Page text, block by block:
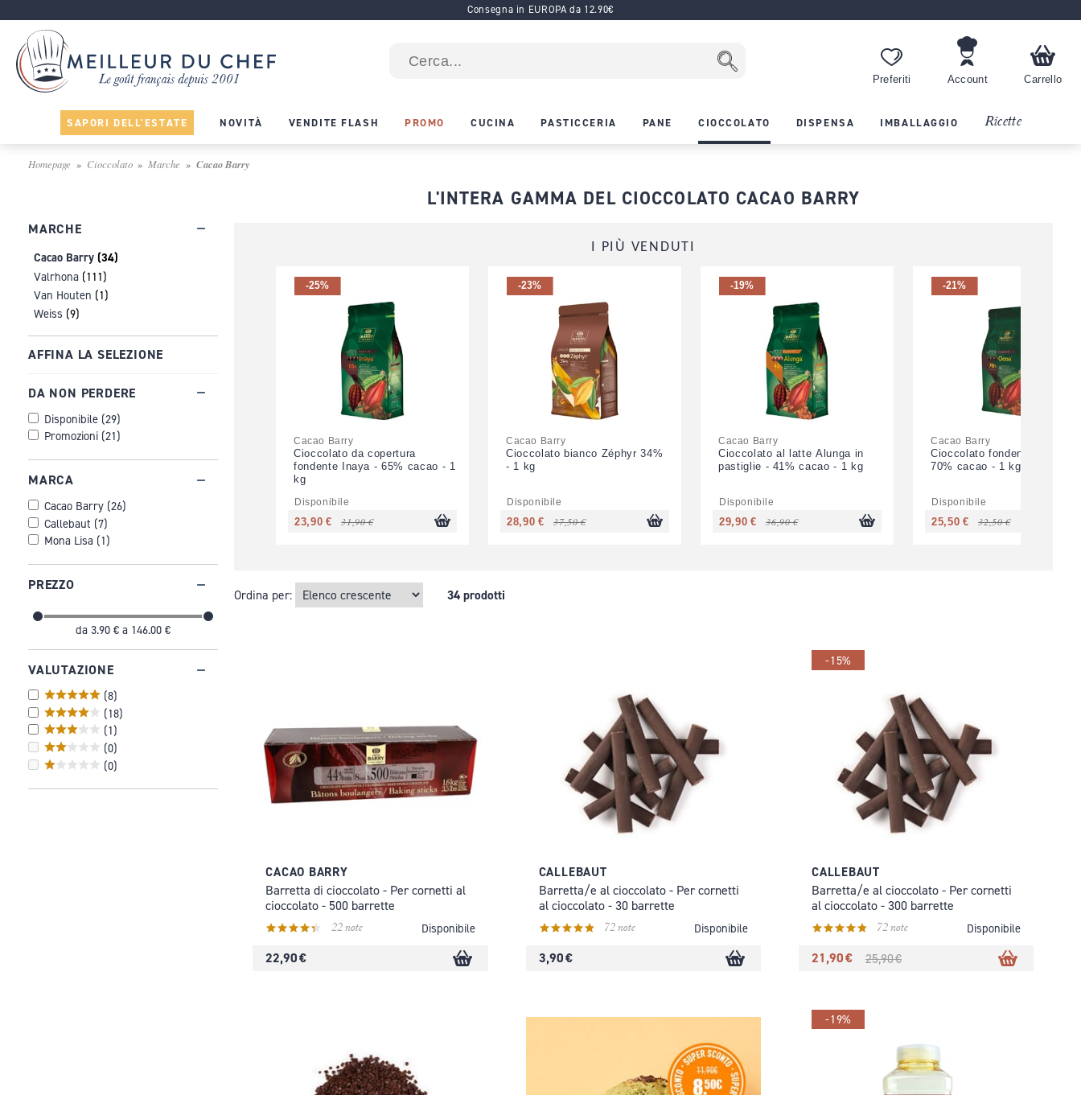
Consegna in EUROPA da 12.90€
Preferiti Account Carrello
SAPORI DELL'ESTATE NOVITÀ VENDITE FLASH PROMO CUCINA PASTICCERIA PANE CIOCCOLATO DISPENSA IMBALLAGGIO Ricette
Homepage Cioccolato Marche Cacao Barry
MARCHE
Cacao Barry (34)
Valrhona (111)
Van Houten (1)
Weiss (9)
AFFINA LA SELEZIONE
DA NON PERDERE
Disponibile (29)
Promozioni (21)
MARCA
Cacao Barry (26)
Callebaut (7)
Mona Lisa (1)
PREZZO
da 3.90 € a 146.00 €
VALUTAZIONE
(8)
(18)
(1)
(0)
(0)
L'INTERA GAMMA DEL CIOCCOLATO CACAO BARRY
I PIÙ VENDUTI
-25%
Cacao Barry
Cioccolato da copertura
fondente Inaya - 65% cacao - 1
kg
Disponibile
23,90 € 31,90 €
-23%
Cacao Barry
Cioccolato bianco Zéphyr 34%
- 1 kg
Disponibile
28,90 € 37,50 €
-19%
Cacao Barry
Cioccolato al latte Alunga in
pastiglie - 41% cacao - 1 kg
Disponibile
29,90 € 36,90 €
-21%
Cacao Barry
Cioccolato fondente Ocoa -
70% cacao - 1 kg
Disponibile
25,50 € 32,50 €
Ordina per: 34 prodotti
CACAO BARRY
Barretta di cioccolato - Per cornetti al
cioccolato - 500 barrette
22 note Disponibile
22,90 €
CALLEBAUT
Barretta/e al cioccolato - Per cornetti
al cioccolato - 30 barrette
72 note Disponibile
3,90 €
-15%
CALLEBAUT
Barretta/e al cioccolato - Per cornetti
al cioccolato - 300 barrette
72 note Disponibile
21,90 € 25,90 €
-19%